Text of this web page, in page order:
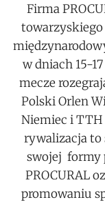
Firma
w dniach 15-
mecze
Polski Orlen
Niemiec i TTH
rywalizacja to
swojej formy
PROCURAL
promowaniu